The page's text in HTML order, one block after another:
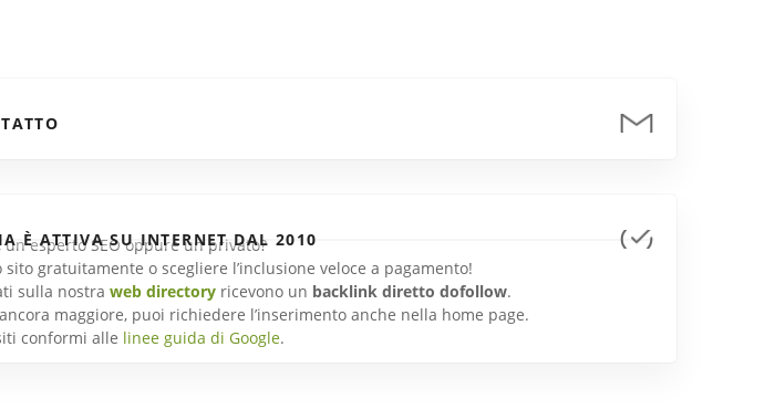
È ATTIVA SU INTERNET DAL 2010
un esperto SEO oppure un privato?
gratuitamente o scegliere l’inclusione veloce a pagamento!
sulla nostra web directoryricevono un backlink diretto dofollow.
maggiore, puoi richiedere l’inserimento anche nella home page.
conformi alle linee guida di Google.